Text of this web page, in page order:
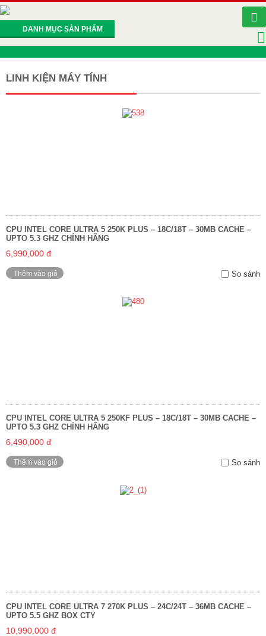
DANH MỤC SẢN PHẨM
LINH KIỆN MÁY TÍNH
CPU INTEL CORE ULTRA 5 250K PLUS – 18C/18T – 30MB CACHE –
UPTO 5.3 GHZ CHÍNH HÃNG
6,990,000 đ
Thêm vào giỏ So sánh
CPU INTEL CORE ULTRA 5 250KF PLUS – 18C/18T – 30MB CACHE –
UPTO 5.3 GHZ CHÍNH HÃNG
6,490,000 đ
Thêm vào giỏ So sánh
CPU INTEL CORE ULTRA 7 270K PLUS – 24C/24T – 36MB CACHE –
UPTO 5.5 GHZ BOX CTY
10,990,000 đ